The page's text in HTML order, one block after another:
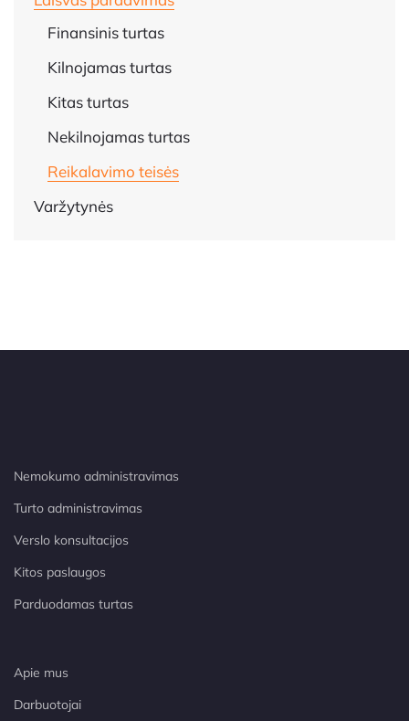
Finansinis turtas
Kilnojamas turtas
Kitas turtas
Nekilnojamas turtas
Reikalavimo teisės
Varžytynės
Nemokumo administravimas
Turto administravimas
Verslo konsultacijos
Kitos paslaugos
Parduodamas turtas
Apie mus
Darbuotojai